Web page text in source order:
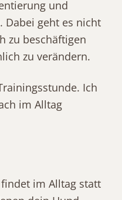
und
Dabei geht es nicht
zu beschäftigen
zu verändern.
Ich
im Alltag
im Alltag statt